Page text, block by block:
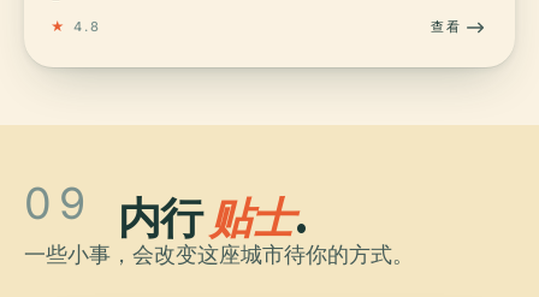
★ 4.8 查看
09 内行贴士.
一些小事，会改变这座城市待你的方式。